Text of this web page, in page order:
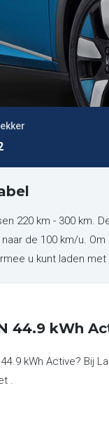
220 km - 300 km.
de 100 km/u.
u kunt laden met
44.9 kWh
kWh Active?
.